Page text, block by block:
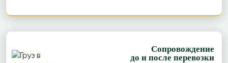
Сопровождение
до и после перевозки